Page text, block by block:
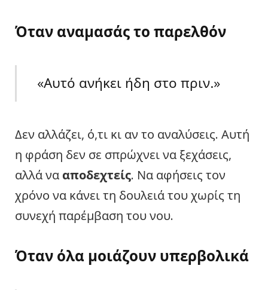
Όταν αναμασάς το παρελθόν
«Αυτό ανήκει ήδη στο πριν.»
Δεν αλλάζει, ό,τι κι αν το αναλύσεις. Αυτή
η φράση δεν σε σπρώχνει να ξεχάσεις,
αλλά να αποδεχτείς. Να αφήσεις τον
χρόνο να κάνει τη δουλειά του χωρίς τη
συνεχή παρέμβαση του νου.
Όταν όλα μοιάζουν υπερβολικά